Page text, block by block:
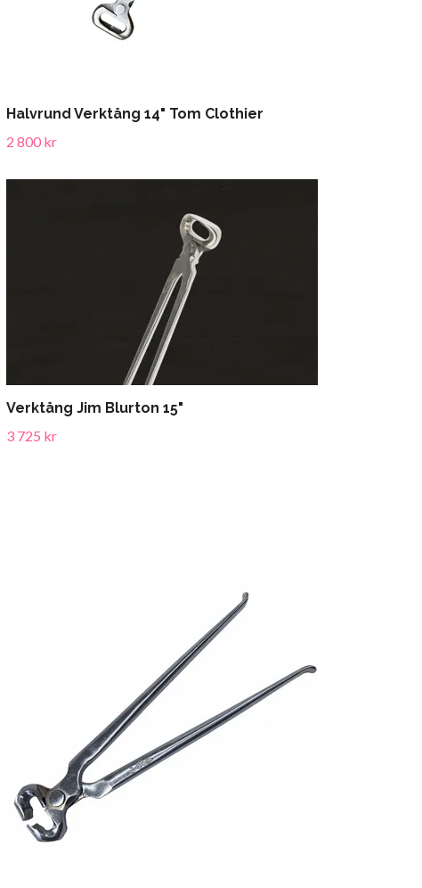
Halvrund Verktång 14" Tom Clothier
2 800 kr
Verktång Jim Blurton 15"
3 725 kr